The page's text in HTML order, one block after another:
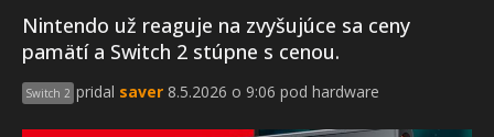
Nintendo už reaguje na zvyšujúce sa ceny
pamätí a Switch 2 stúpne s cenou.
Switch 2 pridal saver 8.5.2026 o 9:06 pod hardware